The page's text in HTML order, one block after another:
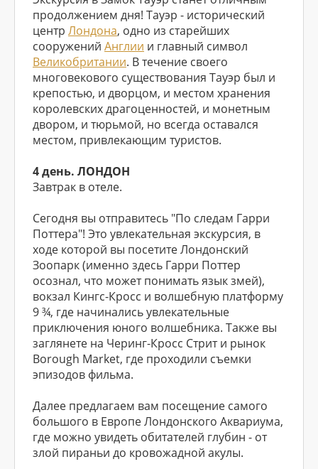
продолжением дня! Тауэр - исторический
центр Лондона, одно из старейших
сооружений Англии и главный символ
Великобритании. В течение своего
многовекового существования Тауэр был и
крепостью, и дворцом, и местом хранения
королевских драгоценностей, и монетным
двором, и тюрьмой, но всегда оставался
местом, привлекающим туристов.
4 день. ЛОНДОН
Завтрак в отеле.
Сегодня вы отправитесь "По следам Гарри
Поттера"! Это увлекательная экскурсия, в
ходе которой вы посетите Лондонский
Зоопарк (именно здесь Гарри Поттер
осознал, что может понимать язык змей),
вокзал Кингс-Кросс и волшебную платформу
9 ¾, где начинались увлекательные
приключения юного волшебника. Также вы
заглянете на Черинг-Кросс Стрит и рынок
Borough Market, где проходили съемки
эпизодов фильма.
Далее предлагаем вам посещение самого
большого в Европе Лондонского Аквариума,
где можно увидеть обитателей глубин - от
злой пираньи до кровожадной акулы.